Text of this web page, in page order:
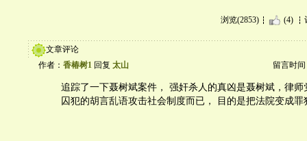
浏览(2853) (4)
文章评论
作者： 香椿树1 回复 太山 留言时间
追踪了一下聂树斌案件， 强奸杀人的真凶是聂树斌，律师
囚犯的胡言乱语攻击社会制度而已， 目的是把法院变成罪